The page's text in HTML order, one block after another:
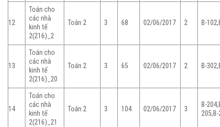
12
Toán cho
các nhà
kinh tế
2(216)_2
Toán 2 3 68 02/06/2017 2 B-
13
Toán cho
các nhà
kinh tế
2(216)_20
Toán 2 3 65 02/06/2017 2 B-
14
Toán cho
các nhà
kinh tế
2(216)_21
Toán 2 3 104 02/06/2017 3
B-